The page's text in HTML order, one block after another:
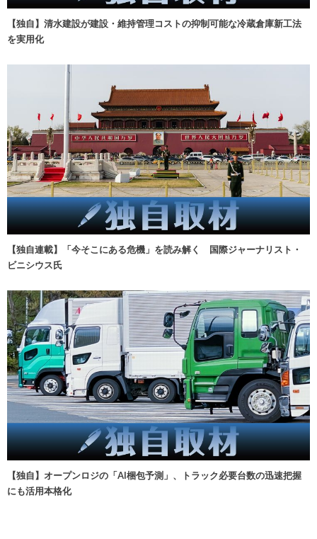
【独自】清水建設が建設・維持管理コストの抑制可能な冷蔵倉庫新工法
を実用化
【独自連載】「今そこにある危機」を読み解く 国際ジャーナリスト・
ビニシウス氏
【独自】オープンロジの「AI梱包予測」、トラック必要台数の迅速把握
にも活用本格化